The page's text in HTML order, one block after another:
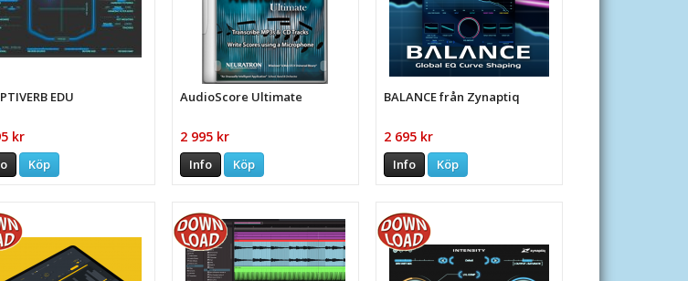
EDU
kr
Köp
AudioScore Ultimate
2 995 kr
Info Köp
BALANCE från Zynaptiq
2 695 kr
Info Köp